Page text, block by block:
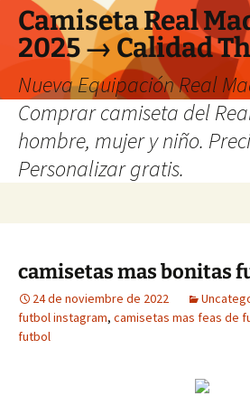
Camiseta Real
2025 → Calidad
Nueva Equipación Real
Comprar camiseta del
hombre, mujer y niño.
Personalizar gratis.
camisetas mas bonitas
24 de noviembre de 2022
futbol instagram, camisetas mas feas de
futbol